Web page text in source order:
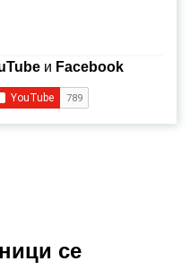
и Facebook
се